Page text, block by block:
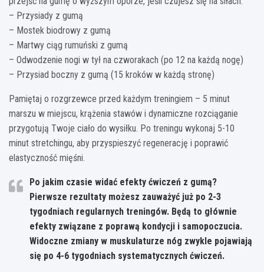
– Przysiady z gumą
– Mostek biodrowy z gumą
– Martwy ciąg rumuński z gumą
– Odwodzenie nogi w tył na czworakach (po 12 na każdą nogę)
– Przysiad boczny z gumą (15 kroków w każdą stronę)
Pamiętaj o rozgrzewce przed każdym treningiem – 5 minut
marszu w miejscu, krążenia stawów i dynamiczne rozciąganie
przygotują Twoje ciało do wysiłku. Po treningu wykonaj 5-10
minut stretchingu, aby przyspieszyć regenerację i poprawić
elastyczność mięśni.
Po jakim czasie widać efekty ćwiczeń z gumą?
Pierwsze rezultaty możesz zauważyć już po 2-3
tygodniach regularnych treningów. Będą to głównie
efekty związane z poprawą kondycji i samopoczucia.
Widoczne zmiany w muskulaturze nóg zwykle pojawiają
się po 4-6 tygodniach systematycznych ćwiczeń.